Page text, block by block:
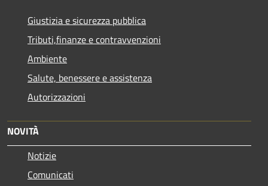
Giustizia e sicurezza pubblica
Tributi,finanze e contravvenzioni
Ambiente
Salute, benessere e assistenza
Autorizzazioni
NOVITÀ
Notizie
Comunicati